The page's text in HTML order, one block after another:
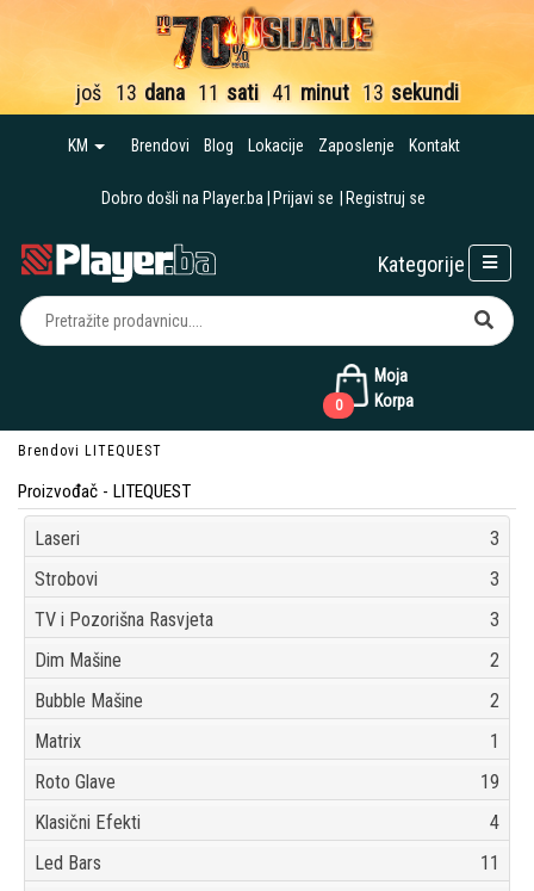
još 13 dana 11 sati 41 minut 12 sekundi
KM Brendovi Blog Lokacije Zaposlenje Kontakt
Dobro došli na Player.ba Prijavi se Registruj se
Moja
Korpa
0
Kategorije
Brendovi LITEQUEST
Proizvođač - LITEQUEST
Laseri
3
Strobovi
3
TV i Pozorišna Rasvjeta
3
Dim Mašine
2
Bubble Mašine
2
Matrix
1
Roto Glave
19
Klasični Efekti
4
Led Bars
11